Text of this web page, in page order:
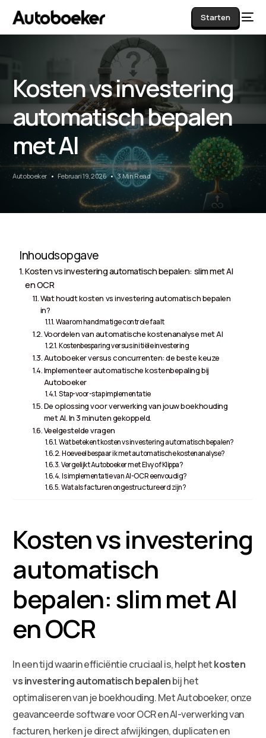
Starten
Kosten vs investering
automatisch bepalen
met AI
Autoboeker Februari 19, 2026 3 Min Read
Inhoudsopgave
Kosten vs investering automatisch bepalen: slim met AI
en OCR
Wat houdt kosten vs investering automatisch bepalen
in?
Waarom handmatige controle faalt
Voordelen van automatische kostenanalyse met AI
Kostenbesparing versus initiële investering
Autoboeker versus concurrenten: de beste keuze
Implementeer automatische kostenbepaling bij
Autoboeker
Stap-voor-stap implementatie
De oplossing voor verwerking van jouw boekhouding
met AI. In 3 minuten gekoppeld.
Veelgestelde vragen
Wat betekent kosten vs investering automatisch bepalen?
Hoeveel bespaar ik met automatische kostenanalyse?
Vergelijkt Autoboeker met Elvy of Klippa?
Is implementatie van AI-OCR eenvoudig?
Wat als facturen ongestructureerd zijn?
Kosten vs investering
automatisch
bepalen: slim met AI
en OCR
In een tijd waarin efficiëntie cruciaal is, helpt hetkosten
vs investering automatisch bepalenbij het
optimaliseren van je boekhouding. Met Autoboeker, onze
geavanceerde software voor OCR en AI-verwerking van
facturen, herken je direct afwijkingen, duplicaten en